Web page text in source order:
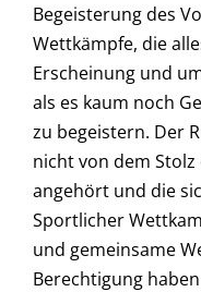
Begeisterung des
Wettkämpfe, die
Erscheinung und
als es kaum noch
zu begeistern. Der
nicht von dem
angehört und die
Sportlicher
und gemeinsame
Berechtigung